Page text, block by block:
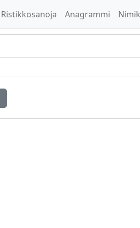
Ristikkosanoja Anagrammi